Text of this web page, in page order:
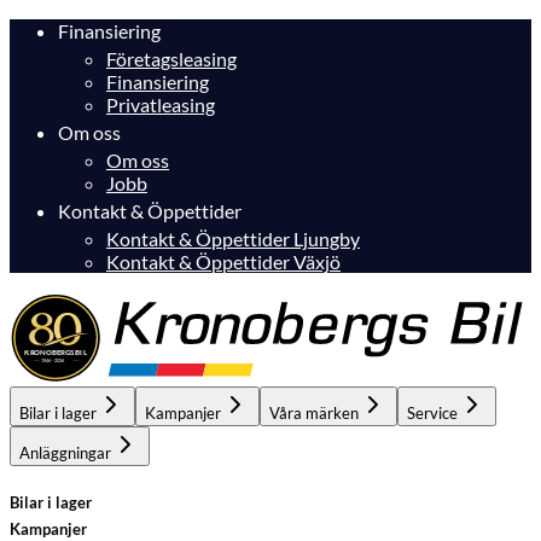
Finansiering
Företagsleasing
Finansiering
Privatleasing
Om oss
Om oss
Jobb
Kontakt & Öppettider
Kontakt & Öppettider Ljungby
Kontakt & Öppettider Växjö
Bilar i lager Kampanjer Våra märken Service
Anläggningar
Bilar i lager
Kampanjer